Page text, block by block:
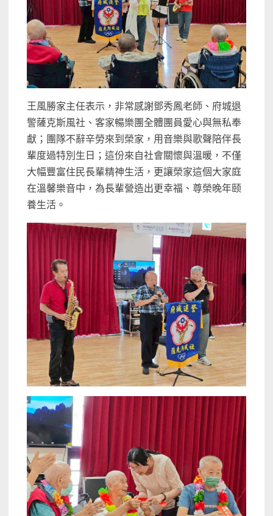
王風勝家主任表示，非常感謝鄧秀鳳老師、府城退
警薩克斯風社、客家暢樂團全體團員愛心與無私奉
獻；團隊不辭辛勞來到榮家，用音樂與歌聲陪伴長
輩度過特別生日；這份來自社會關懷與溫暖，不僅
大幅豐富住民長輩精神生活，更讓榮家這個大家庭
在溫馨樂音中，為長輩營造出更幸福、尊榮晚年颐
養生活。